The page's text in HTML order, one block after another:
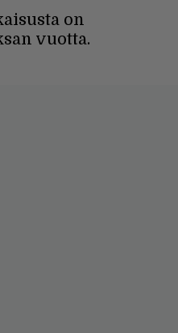
on
vuotta.